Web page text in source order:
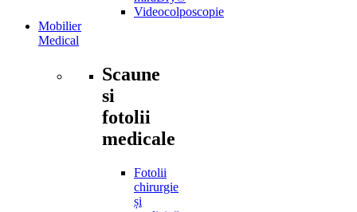
Videocolposcopie
Mobilier
Medical
Scaune
si
fotolii
medicale
Fotolii
chirurgie
și